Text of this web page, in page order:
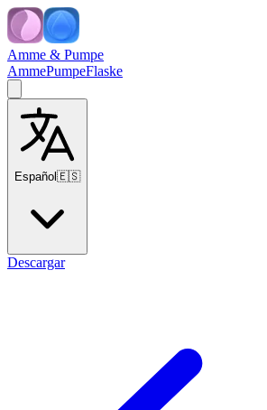
Amme & Pumpe
AmmePumpeFlaske
Español 🇪🇸
Descargar